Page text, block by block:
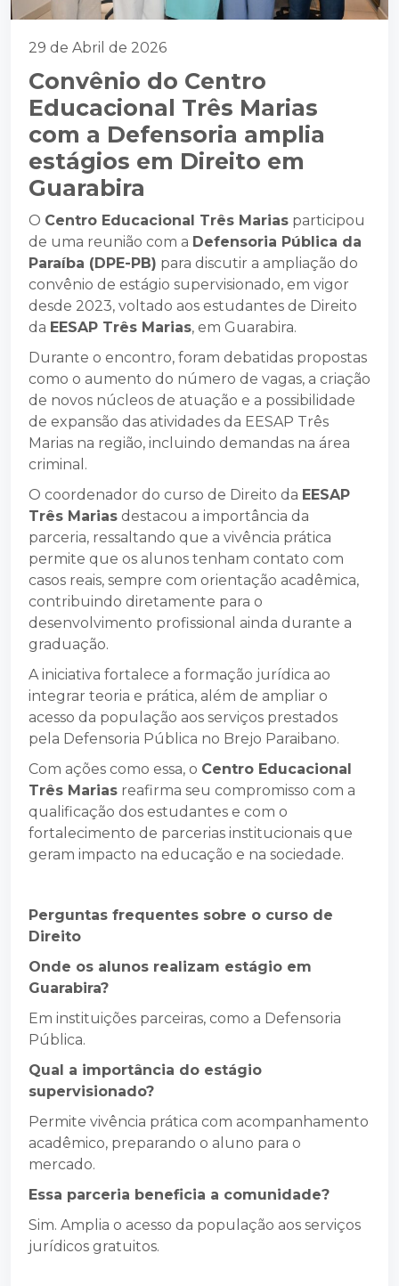
29 de Abril de 2026
Convênio do Centro
Educacional Três Marias
com a Defensoria amplia
estágios em Direito em
Guarabira
O Centro Educacional Três Marias participou
de uma reunião com a Defensoria Pública da
Paraíba (DPE-PB) para discutir a ampliação do
convênio de estágio supervisionado, em vigor
desde 2023, voltado aos estudantes de Direito
da EESAP Três Marias, em Guarabira.
Durante o encontro, foram debatidas propostas
como o aumento do número de vagas, a criação
de novos núcleos de atuação e a possibilidade
de expansão das atividades da EESAP Três
Marias na região, incluindo demandas na área
criminal.
O coordenador do curso de Direito da EESAP
Três Marias destacou a importância da
parceria, ressaltando que a vivência prática
permite que os alunos tenham contato com
casos reais, sempre com orientação acadêmica,
contribuindo diretamente para o
desenvolvimento profissional ainda durante a
graduação.
A iniciativa fortalece a formação jurídica ao
integrar teoria e prática, além de ampliar o
acesso da população aos serviços prestados
pela Defensoria Pública no Brejo Paraibano.
Com ações como essa, o Centro Educacional
Três Marias reafirma seu compromisso com a
qualificação dos estudantes e com o
fortalecimento de parcerias institucionais que
geram impacto na educação e na sociedade.
Perguntas frequentes sobre o curso de
Direito
Onde os alunos realizam estágio em
Guarabira?
Em instituições parceiras, como a Defensoria
Pública.
Qual a importância do estágio
supervisionado?
Permite vivência prática com acompanhamento
acadêmico, preparando o aluno para o
mercado.
Essa parceria beneficia a comunidade?
Sim. Amplia o acesso da população aos serviços
jurídicos gratuitos.